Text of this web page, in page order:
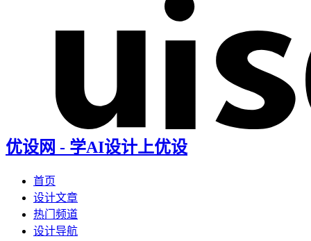
优设网 - 学AI设计上优设
首页
设计文章
热门频道
设计导航